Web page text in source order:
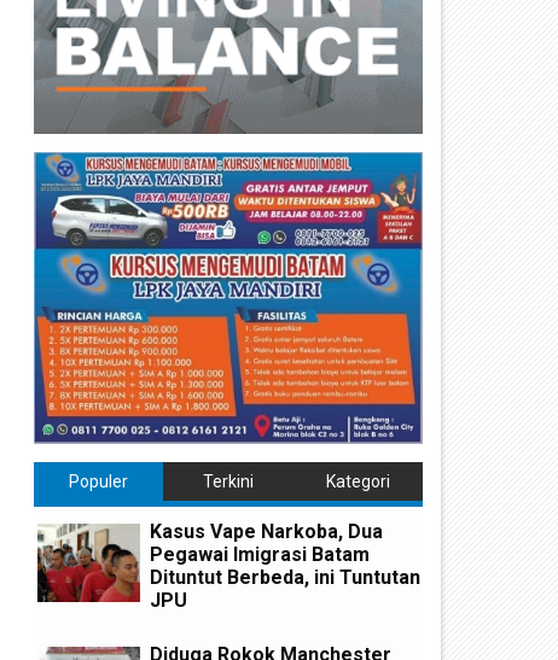
Populer Terkini Kategori
Kasus Vape Narkoba, Dua
Pegawai Imigrasi Batam
Dituntut Berbeda, ini Tuntutan
JPU
Diduga Rokok Manchester